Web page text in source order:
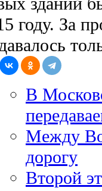
году. За
В
Между
дорогу
Второй